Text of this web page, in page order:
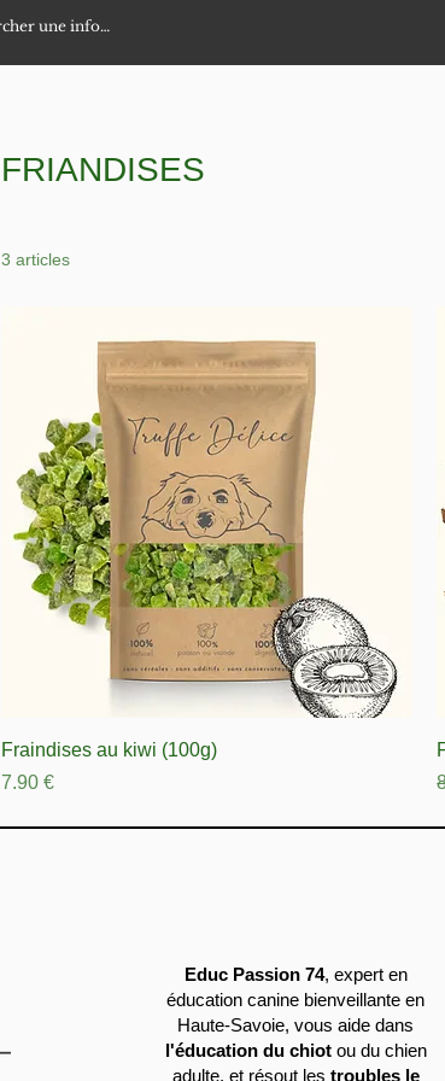
FRIANDISES
3 articles
Fraindises au kiwi (100g)
Prix
7.90 €
Educ Passion 74, expert en
éducation canine bienveillante en
Haute-Savoie, vous aide dans
l'éducation du chiotou du chien
adulte, et résout les troubles le